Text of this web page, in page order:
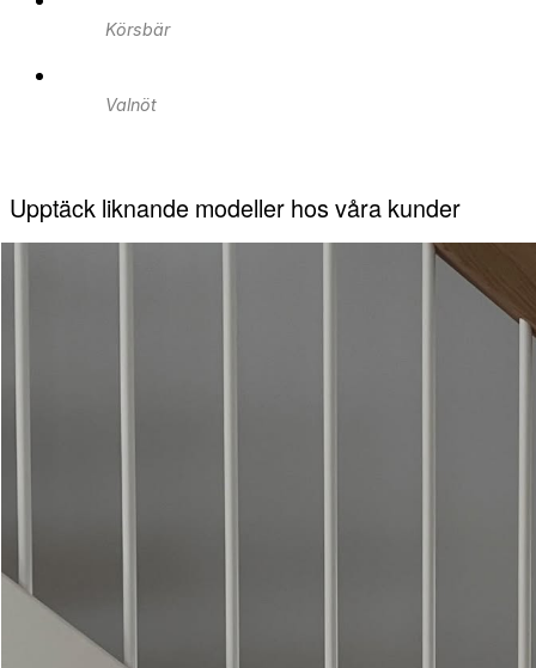
Körsbär
Valnöt
Upptäck liknande modeller hos våra kunder